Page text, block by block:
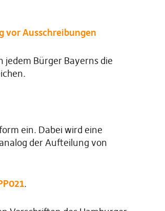
vor Ausschreibungen
jedem Bürger Bayerns die
ein. Dabei wird eine
der Aufteilung von
.